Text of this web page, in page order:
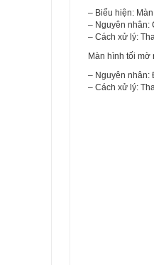
– Biểu hiện:
– Nguyên nhân:
– Cách xử lý:
Màn hình tối
– Nguyên nhân:
– Cách xử lý: